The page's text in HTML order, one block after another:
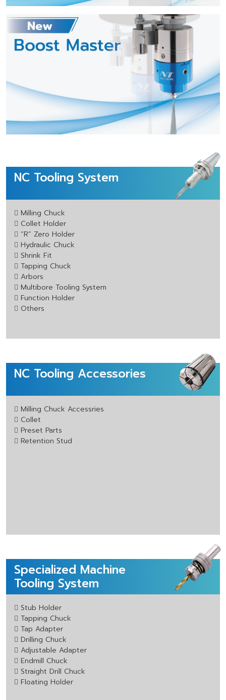
NC Tooling System
Milling Chuck
Collet Holder
“R” Zero Holder
Hydraulic Chuck
Shrink Fit
Tapping Chuck
Arbors
Multibore Tooling System
Function Holder
Others
NC Tooling Accessories
Milling Chuck Accessries
Collet
Preset Parts
Retention Stud
Specialized Machine
Tooling System
Stub Holder
Tapping Chuck
Tap Adapter
Drilling Chuck
Adjustable Adapter
Endmill Chuck
Straight Drill Chuck
Floating Holder